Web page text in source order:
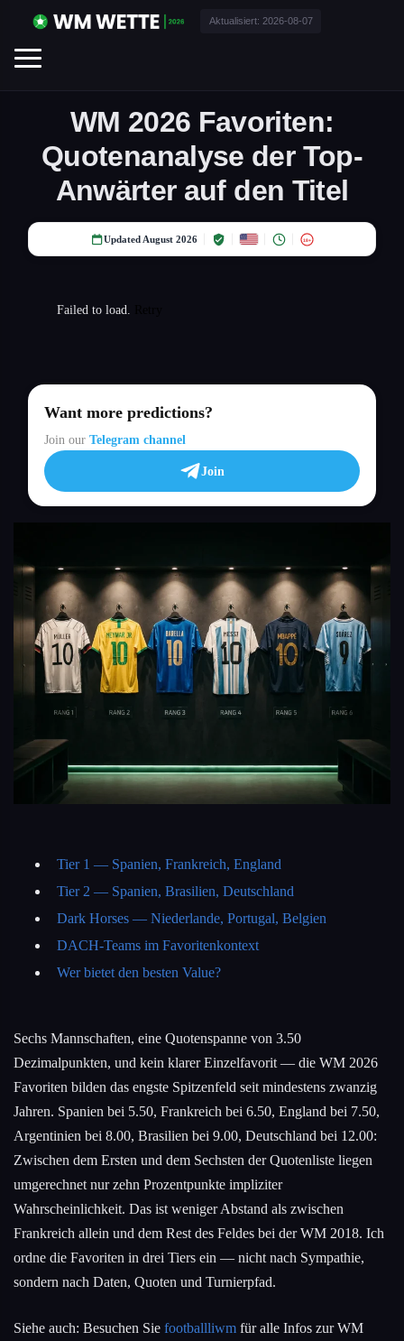
Aktualisiert: 2026-08-07
WM 2026 Favoriten:
Quotenanalyse der Top-
Anwärter auf den Titel
Updated August 2026 18+
Failed to load.
Want more predictions?
Join our Telegram channel
Join
Tier 1 — Spanien, Frankreich, England
Tier 2 — Spanien, Brasilien, Deutschland
Dark Horses — Niederlande, Portugal, Belgien
DACH-Teams im Favoritenkontext
Wer bietet den besten Value?
Sechs Mannschaften, eine Quotenspanne von 3.50
Dezimalpunkten, und kein klarer Einzelfavorit — die WM 2026
Favoriten bilden das engste Spitzenfeld seit mindestens zwanzig
Jahren. Spanien bei 5.50, Frankreich bei 6.50, England bei 7.50,
Argentinien bei 8.00, Brasilien bei 9.00, Deutschland bei 12.00:
Zwischen dem Ersten und dem Sechsten der Quotenliste liegen
umgerechnet nur zehn Prozentpunkte impliziter
Wahrscheinlichkeit. Das ist weniger Abstand als zwischen
Frankreich allein und dem Rest des Feldes bei der WM 2018. Ich
ordne die Favoriten in drei Tiers ein — nicht nach Sympathie,
sondern nach Daten, Quoten und Turnierpfad.
Siehe auch: Besuchen Sie footballliwm für alle Infos zur WM